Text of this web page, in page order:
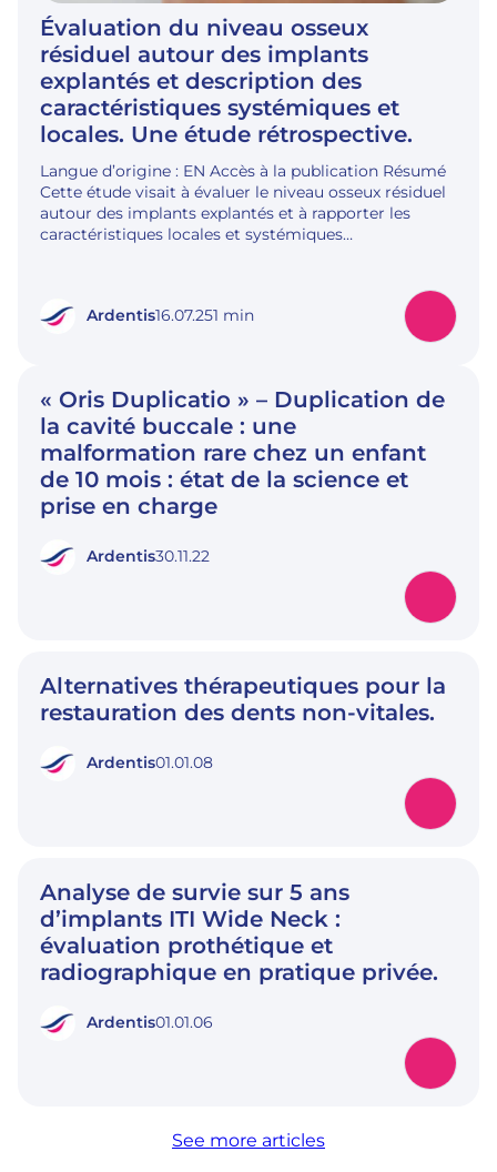
Évaluation du niveau osseux
résiduel autour des implants
explantés et description des
caractéristiques systémiques et
locales. Une étude rétrospective.
Langue d’origine : EN Accès à la publication Résumé
Cette étude visait à évaluer le niveau osseux résiduel
autour des implants explantés et à rapporter les
caractéristiques locales et systémiques…
Ardentis16.07.251 min
« Oris Duplicatio » – Duplication de
la cavité buccale : une
malformation rare chez un enfant
de 10 mois : état de la science et
prise en charge
Ardentis30.11.22
Alternatives thérapeutiques pour la
restauration des dents non-vitales.
Ardentis01.01.08
Analyse de survie sur 5 ans
d’implants ITI Wide Neck :
évaluation prothétique et
radiographique en pratique privée.
Ardentis01.01.06
See more articles